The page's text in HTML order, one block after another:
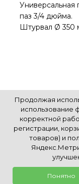
паз 3/4 дюйма.
Штурвал Ø 350
К
© Все права защищены.
Продолжая
использование
корректной
регистрации,
товаров) и
Понятно